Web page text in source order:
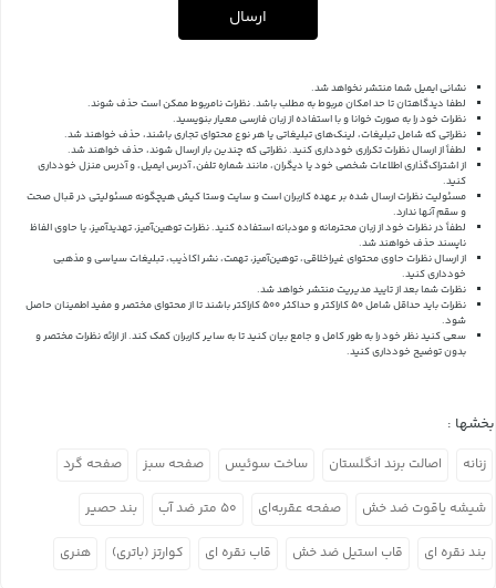
ارسال
نشانی ایمیل شما منتشر نخواهد شد.
لطفا دیدگاهتان تا حد امکان مربوط به مطلب باشد. نظرات نامربوط ممکن است حذف شوند.
نظرات خود را به صورت خوانا و با استفاده از زبان فارسی معیار بنویسید.
نظراتی که شامل تبلیغات، لینک‌های تبلیغاتی یا هر نوع محتوای تجاری باشند، حذف خواهند شد.
لطفاً از ارسال نظرات تکراری خودداری کنید. نظراتی که چندین بار ارسال شوند، حذف خواهند شد.
از اشتراک‌گذاری اطلاعات شخصی خود یا دیگران، مانند شماره تلفن، آدرس ایمیل، و آدرس منزل خودداری
کنید.
مسئولیت نظرات ارسال شده بر عهده کاربران است و سایت وستا کیش هیچگونه مسئولیتی در قبال صحت
و سقم آنها ندارد.
لطفاً در نظرات خود از زبان محترمانه و مودبانه استفاده کنید. نظرات توهین‌آمیز، تهدیدآمیز، یا حاوی الفاظ
ناپسند حذف خواهند شد.
از ارسال نظرات حاوی محتوای غیراخلاقی، توهین‌آمیز، تهمت، نشر اکاذیب، تبلیغات سیاسی و مذهبی
خودداری کنید.
نظرات شما بعد از تایید مدیریت منتشر خواهد شد.
نظرات باید حداقل شامل 50 کاراکتر و حداکثر 500 کاراکتر باشند تا از محتوای مختصر و مفید اطمینان حاصل
شود.
سعی کنید نظر خود را به طور کامل و جامع بیان کنید تا به سایر کاربران کمک کند.از ارائه نظرات مختصر و
بدون توضیح خودداری کنید.
بخشها :
زنانه اصالت برند انگلستان ساخت سوئیس صفحه سبز صفحه گرد
شیشه یاقوت ضد خش صفحه عقربه‌ای ۵۰ متر ضد آب بند حصیر
بند نقره ای قاب استیل ضد خش قاب نقره ای کوارتز (باتری) هنری